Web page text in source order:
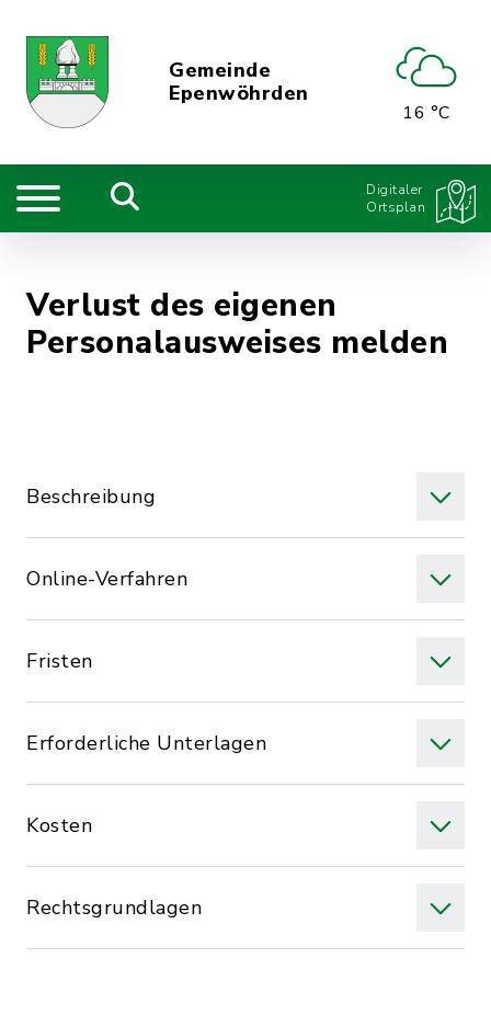
Gemeinde
Epenwöhrden
16 °C
Digitaler
Ortsplan
Verlust des eigenen
Personalausweises melden
Beschreibung
Online-Verfahren
Fristen
Erforderliche Unterlagen
Kosten
Rechtsgrundlagen